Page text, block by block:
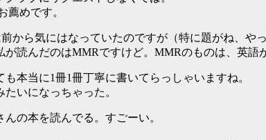
めです。
前から気にはなっていたのですが（特に題がね、や
読んだのはMMRですけど。MMRのものは、英語
本当に1冊1冊丁寧に書いてらっしゃいますね。
いになっちゃった。
の本を読んでる。すごーい。